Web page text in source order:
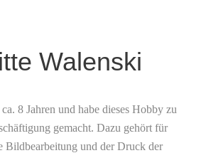
Walenski
8 Jahren und habe dieses Hobby zu
gemacht. Dazu gehört für
Bildbearbeitung und der Druck der